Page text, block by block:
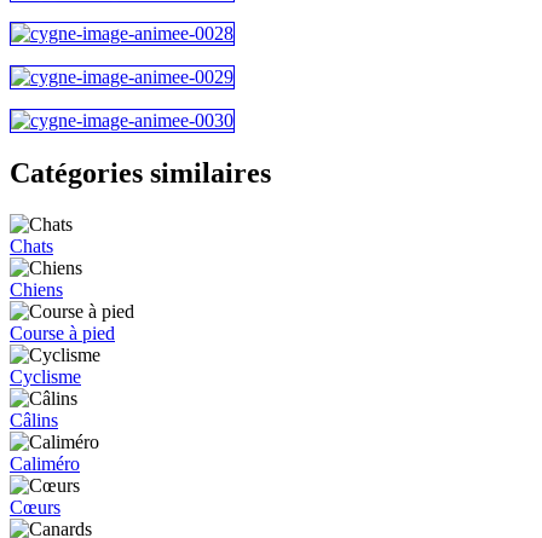
Catégories similaires
Chats
Chiens
Course à pied
Cyclisme
Câlins
Caliméro
Cœurs